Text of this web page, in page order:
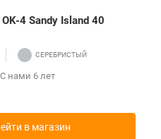
4 Sandy Island 40
С нами 6 лет
в магазин